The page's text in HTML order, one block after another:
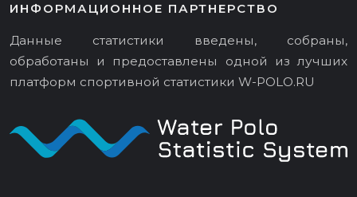
ИНФОРМАЦИОННОЕ ПАРТНЕРСТВО
Данные статистики введены, собраны,
обработаны и предоставлены одной из лучших
платформ спортивной статистики W-POLO.RU